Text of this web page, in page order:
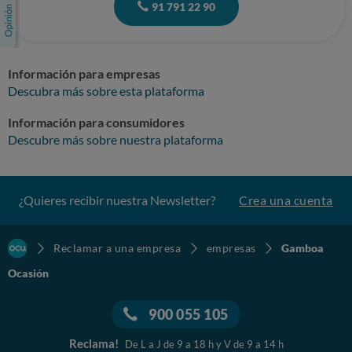
91 791 22 90
Información para empresas
Descubra más sobre esta plataforma
Información para consumidores
Descubre más sobre nuestra plataforma
¿Quieres recibir nuestra Newsletter? Crea una cuenta
Reclamar a una empresa empresas
Gamboa
Ocasión
900 055 105
Reclama! De L a J de 9 a 18 h y V de 9 a 14 h